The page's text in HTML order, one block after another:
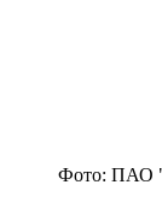
Фото: ПАО